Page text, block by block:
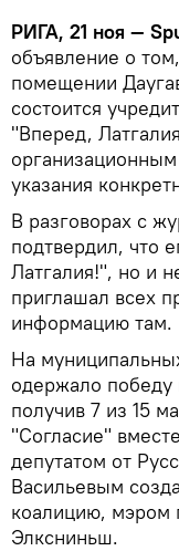
РИГА, 21 ноя —
объявление о
помещении
состоится
"Вперед,
указания
В разговорах с
подтвердил, что
Латгалия!", но и
приглашал всех
информацию там.
На
одержало победу
получив 7 из 15
"Согласие"
депутатом от
Васильевым
коалицию, мэром
Элксниньш.